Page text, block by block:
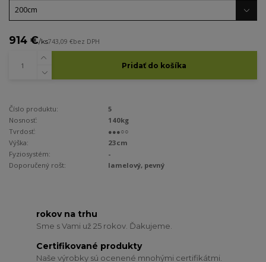
914 €/ks743,09 €bez DPH
Pridať do košíka
Číslo produktu:
5
Nosnosť:
140kg
Tvrdosť:
●●●○○
Výška:
23cm
Fyziosystém:
-
Doporučený rošt:
lamelový, pevný
rokov na trhu
Sme s Vami už 25 rokov. Ďakujeme.
Certifikované produkty
Naše výrobky sú ocenené mnohými certifikátmi.